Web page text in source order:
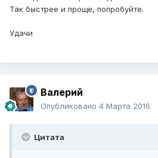
Так быстрее и проще, попробуйте.
Удачи
Валерий
Опубликовано 4 Марта 2016
Цитата